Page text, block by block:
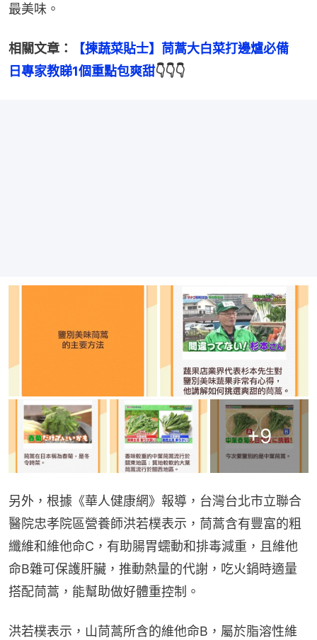
最美味。
相關文章：
【揀蔬菜貼士】茼蒿大白菜打邊爐必備
日專家教睇1個重點包爽甜👇👇👇
+9
另外，根據《華人健康網》報導，台灣台北市立聯合
醫院忠孝院區營養師洪若樸表示，茼蒿含有豐富的粗
纖維和維他命C，有助腸胃蠕動和排毒減重，且維他
命B雜可保護肝臟，推動熱量的代謝，吃火鍋時適量
搭配茼蒿，能幫助做好體重控制。
洪若樸表示，山茼蒿所含的維他命B，屬於脂溶性維